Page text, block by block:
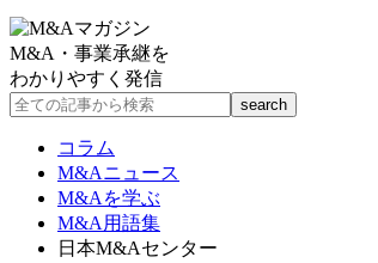
M&A・事業承継を
わかりやすく発信
コラム
M&Aニュース
M&Aを学ぶ
M&A用語集
日本M&Aセンター